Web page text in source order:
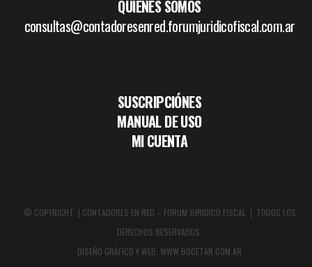
QUIENES SOMOS
consultas@contadoresenred.forumjuridicofiscal.com.ar
SUSCRIPCIÓNES
MANUAL DE USO
MI CUENTA
© COPYRIGHT | CONTADORES EN RED – FORUM JURÍDICO FISCAL | TODOS LOS
DERECHOS RESERVADOS.
DISEÑO GRÁFICO Y WEB: WWW.BOCETAR.COM.AR